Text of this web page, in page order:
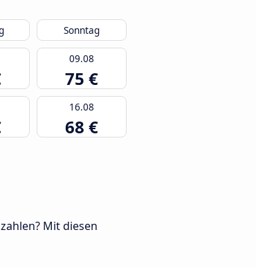
Sonntag
09.08
75 €
16.08
68 €
Mit diesen